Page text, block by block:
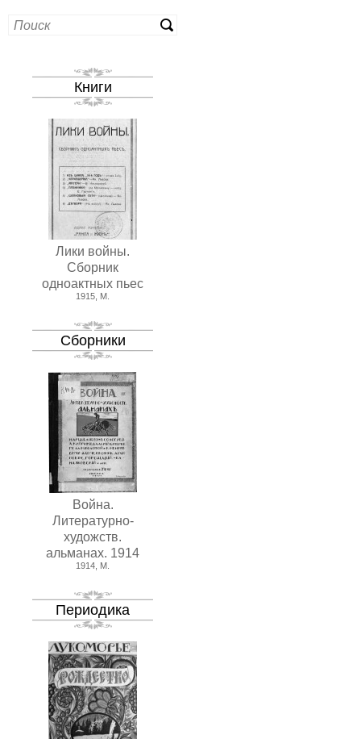
Книги
Лики войны.
Сборник
одноактных пьес
1915, М.
Сборники
Война.
Литературно-
художств.
альманах. 1914
1914, М.
Периодика